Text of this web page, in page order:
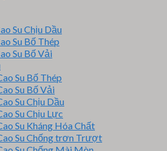
Su Chịu Dầu
Su Bố Thép
Su Bố Vải
Su Bố Thép
Su Bố Vải
Su Chịu Dầu
Su Chịu Lực
Su Kháng Hóa Chất
Su Chống trơn Trượt